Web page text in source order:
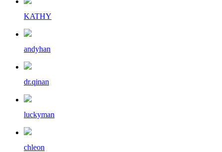
KATHY
andyhan
dr.qinan
luckyman
chleon